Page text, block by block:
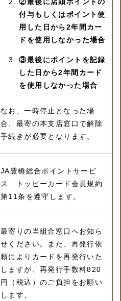
付与もしくはポイント使
用した日から2年間カー
ドを使用しなかった場合
③最後にポイントを記録
した日から2年間カード
を使用しなかった場合
なお、一時停止となった場
合、最寄の本支店窓口で解除
手続きが必要となります。
JA豊橋総合ポイントサービ
ス トッピーカード会員規約
第11条を遵守します。
最寄りの当組合窓口へお知ら
せください。また、再発行依
頼によりカードを再発行いた
しますが、再発行手数料820
円（税込）のご負担をお願い
します。